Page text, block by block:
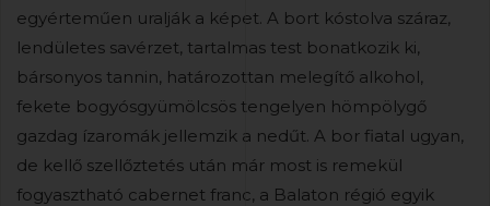
egyérteműen uralják a képet. A bort kóstolva száraz,
lendületes savérzet, tartalmas test bonatkozik ki,
bársonyos tannin, határozottan melegítő alkohol,
fekete bogyósgyümölcsös tengelyen hömpölygő
gazdag ízaromák jellemzik a nedűt. A bor fiatal ugyan,
de kellő szellőztetés után már most is remekül
fogyasztható cabernet franc, a Balaton régió egyik